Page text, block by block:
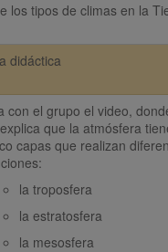
los tipos de climas en la
didáctica
con el grupo el video,
que la atmósfera
capas que realizan
la troposfera
la estratosfera
la mesosfera